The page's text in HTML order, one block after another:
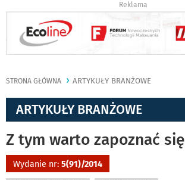
Reklama
STRONA GŁÓWNA ARTYKUŁY BRANŻOWE
ARTYKUŁY BRANŻOWE
Z tym warto zapoznać się
Wydanie nr: 5(91)/2014